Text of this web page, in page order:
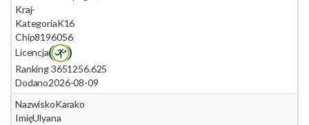
Kraj-
KategoriaK16
Chip8196056
Licencja
Ranking 3651256.625
Dodano2026-08-09
NazwiskoKarako
ImięUlyana